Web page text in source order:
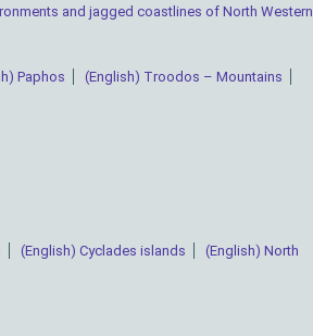
and jagged coastlines of North Western
Paphos
(English) Troodos – Mountains
(English) Cyclades islands
(English) North